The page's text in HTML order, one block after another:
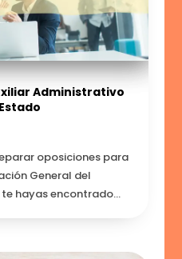
Administrativo
oposiciones para
General del
hayas encontrado...